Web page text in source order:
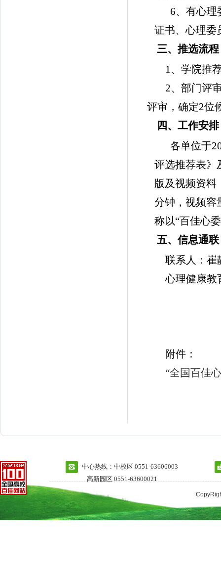
6、有心理
证书、心理委
三、推选流程
1、学院推
2、部门评
评审，确定2位
四、工作安排
各单位于
评选推荐表》
版及视频资料
分钟，视频容
称以“百佳心
五、信息通联
联系人：崔
心理健康教
附件：
“全国百佳
中心热线：中校区 0551-63606003
高新园区 0551-63600021